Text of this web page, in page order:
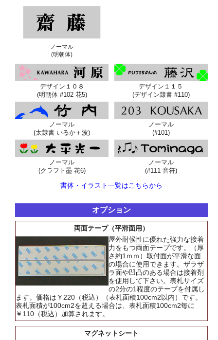
ノーマル
(明朝体)
デザイン１０８
(明朝体 #102 花5)
デザイン１１５
(デザイン隷書 #110)
ノーマル
(太隷書 いるか＋波)
ノーマル
(#101)
ノーマル
(クラフト墨 花6)
ノーマル
(#111 音符)
書体・イラスト一覧はこちらから
オプション
両面テープ（平滑面用）
屋外耐候性に優れた強力な接着
力をもつ両面テープです。（厚
さ約1ｍｍ）取付面が平滑な面
の場合に使用できます。ザラザ
ラ面や凹凸のある場合は接着剤
を使用して下さい。表札サイズ
の2分の1程度のテープを付属し
ます。価格は￥220（税込）（表札面積100cm2以内）です。
表札面積が100cm2を超える場合は、表札面積100cm2毎に
￥110（税込）加算されます。
マグネットシート